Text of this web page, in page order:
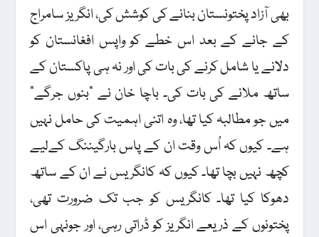
بھی آزاد پختونستان بنانے کی کوشش کی، انگریز سامراج
کے جانے کے بعد اس خطے کو واپس افغانستان کو
دلانے یا شامل کرنے کی بات کی اور نہ ہی پاکستان کے
ساتھ ملانے کی بات کی۔ باچا خان نے "بنوں جرگے”
میں جو مطالبہ کیا تھا، وہ اتنی اہمیت کی حامل نہیں
ہے۔ کیوں کہ اُس وقت ان کے پاس بارگیننگ کےلیے
کچھ نہیں بچا تھا۔ کیوں کہ کانگریس نے ان کے ساتھ
دھوکا کیا تھا۔ کانگریس کو جب تک ضرورت تھی،
پختونوں کے ذریعے انگریز کو ڈراتی رہی، اور جونہی اس